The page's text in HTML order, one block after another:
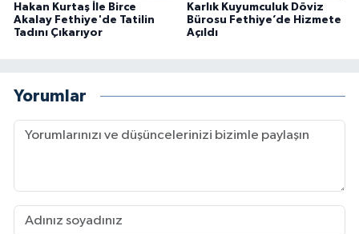
Hakan Kurtaş İle Birce
Akalay Fethiye'de Tatilin
Tadını Çıkarıyor
Karlık Kuyumculuk Döviz
Bürosu Fethiye’de Hizmete
Açıldı
Yorumlar